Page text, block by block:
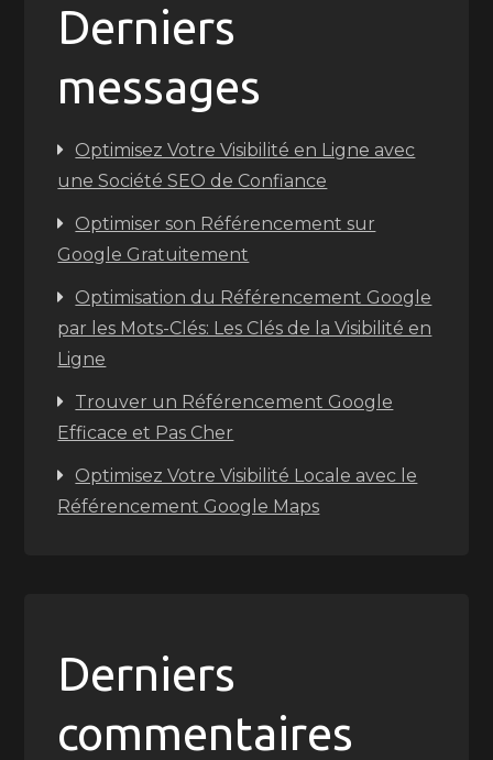
Derniers
messages
Optimisez Votre Visibilité en Ligne avec
une Société SEO de Confiance
Optimiser son Référencement sur
Google Gratuitement
Optimisation du Référencement Google
par les Mots-Clés: Les Clés de la Visibilité en
Ligne
Trouver un Référencement Google
Efficace et Pas Cher
Optimisez Votre Visibilité Locale avec le
Référencement Google Maps
Derniers
commentaires